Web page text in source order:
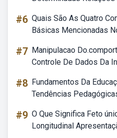
#6 Quais São As Quatro
Básicas Mencionadas
#7 Manipulacao
Controle De Dados Da
#8 Fundamentos Da
Tendências
#9 O Que Significa Feto
Longitudinal